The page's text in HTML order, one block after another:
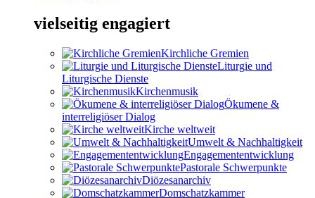
vielseitig engagiert
Kirchliche Gremien
Liturgie und
Liturgische Dienste
Kirchenmusik
Ökumene &
interreligiöser Dialog
Kirche weltweit
Umwelt & Nachhaltigkeit
Engagemententwicklung
Pastorale Schwerpunkte
Diözesanarchiv
Domschatzkammer